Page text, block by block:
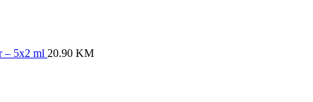
– 5x2 ml 20.90 KM